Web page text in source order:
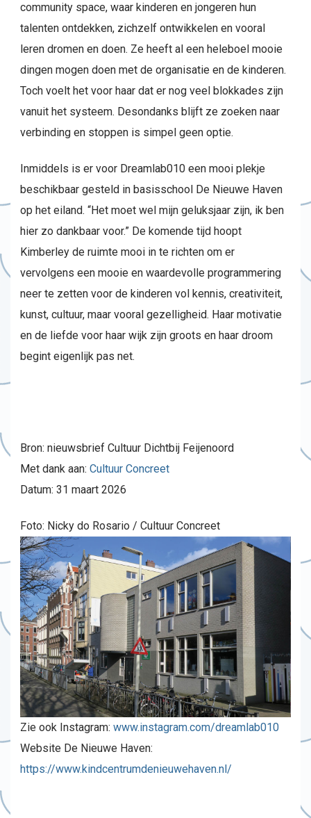
community space, waar kinderen en jongeren hun
talenten ontdekken, zichzelf ontwikkelen en vooral
leren dromen en doen. Ze heeft al een heleboel mooie
dingen mogen doen met de organisatie en de kinderen.
Toch voelt het voor haar dat er nog veel blokkades zijn
vanuit het systeem. Desondanks blijft ze zoeken naar
verbinding en stoppen is simpel geen optie.
Inmiddels is er voor Dreamlab010 een mooi plekje
beschikbaar gesteld in basisschool De Nieuwe Haven
op het eiland. “Het moet wel mijn geluksjaar zijn, ik ben
hier zo dankbaar voor.” De komende tijd hoopt
Kimberley de ruimte mooi in te richten om er
vervolgens een mooie en waardevolle programmering
neer te zetten voor de kinderen vol kennis, creativiteit,
kunst, cultuur, maar vooral gezelligheid. Haar motivatie
en de liefde voor haar wijk zijn groots en haar droom
begint eigenlijk pas net.
Bron: nieuwsbrief Cultuur Dichtbij Feijenoord
Met dank aan: Cultuur Concreet
Datum: 31 maart 2026
Foto: Nicky do Rosario / Cultuur Concreet
Zie ook Instagram: www.instagram.com/dreamlab010
Website De Nieuwe Haven:
https://www.kindcentrumdenieuwehaven.nl/